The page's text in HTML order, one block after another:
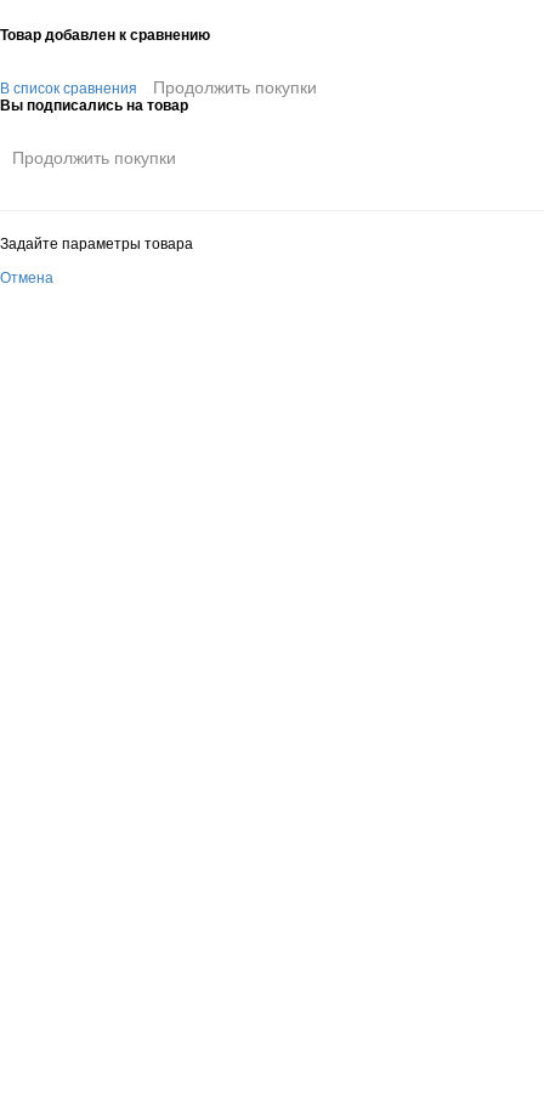
Товар добавлен к сравнению
В список сравнения Продолжить покупки
Вы подписались на товар
Продолжить покупки
Задайте параметры товара
Отмена